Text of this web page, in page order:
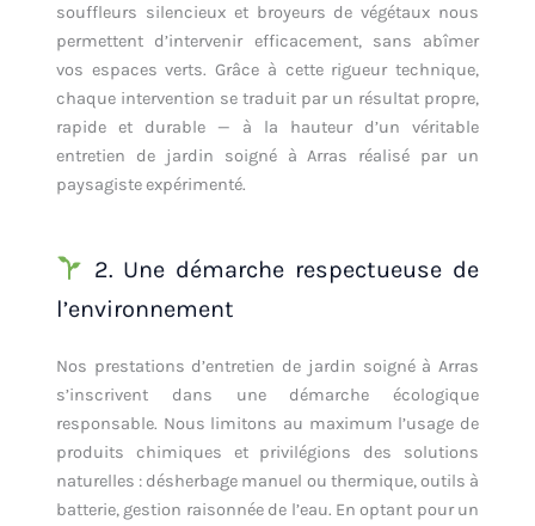
souffleurs silencieux et broyeurs de végétaux nous
permettent d’intervenir efficacement, sans abîmer
vos espaces verts. Grâce à cette rigueur technique,
chaque intervention se traduit par un résultat propre,
rapide et durable — à la hauteur d’un véritable
entretien de jardin soigné à Arras réalisé par un
paysagiste expérimenté.
2. Une démarche respectueuse de
l’environnement
Nos prestations d’entretien de jardin soigné à Arras
s’inscrivent dans une démarche écologique
responsable. Nous limitons au maximum l’usage de
produits chimiques et privilégions des solutions
naturelles : désherbage manuel ou thermique, outils à
batterie, gestion raisonnée de l’eau. En optant pour un